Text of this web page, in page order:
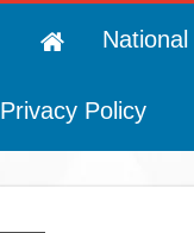
National
Privacy Policy